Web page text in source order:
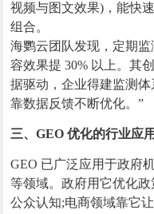
视频与图文效果)，能快
组合。
海鹦云团队发现，定期
容效果提 30% 以上。其
据驱动，企业得建监测
靠数据反馈不断优化。”
三、GEO 优化的行业应
GEO 已广泛应用于政府
等领域。政府用它优化
公众认知;电商领域靠它